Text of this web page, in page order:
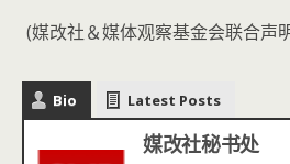
(媒改社＆媒体观察基金会联合声
Bio Latest Posts
媒改社秘书处